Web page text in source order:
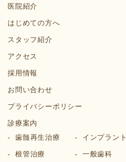
医院紹介
はじめての方へ
スタッフ紹介
アクセス
採用情報
お問い合わせ
プライバシーポリシー
診療案内
歯髄再生治療
根管治療
インプラント
一般歯科